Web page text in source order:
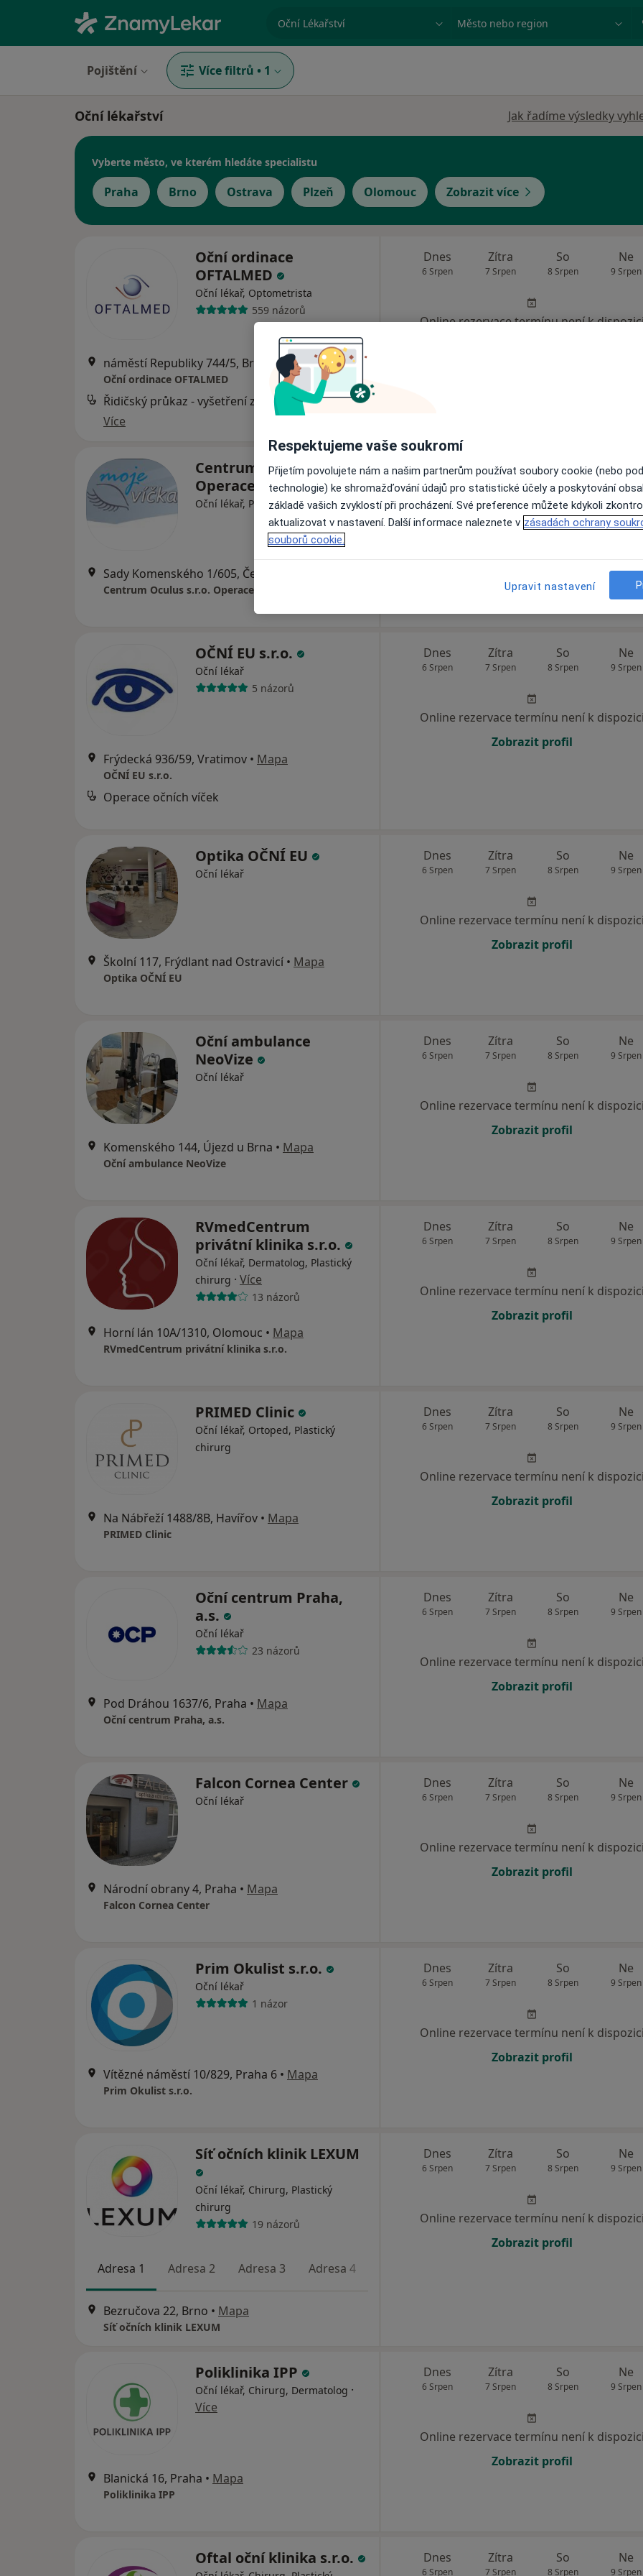
specializace, nemoc nebo příjmení Město nebo region
Pojištění Více filtrů • 1
Oční lékařství Jak řadíme výsledky
Vyberte město, ve kterém hledáte specialistu
Praha Brno Ostrava Plzeň Olomouc Zobrazit více
Oční ordinace
OFTALMED
Oční lékař, Optometrista
559 názorů
náměstí Republiky 744/5, Brno Mapa
Oční ordinace OFTALMED
Řidičský průkaz - vyšetření zorného pole
500 Kč
Více
Dnes
6 Srpen
Zítra
7 Srpen
So
8 Srpen
Ne
9 Srpen
Online rezervace termínu není k
Centrum Oculus s.r.o.
Operace očních víček
Oční lékař, Plastický chirurg
Sady Komenského 1/605, Český Těšín
Centrum Oculus s.r.o. Operace očních víček
Dnes
6 Srpen
Zítra
7 Srpen
So
8 Srpen
Ne
9 Srpen
Online rezervace termínu není k
OČNÍ EU s.r.o.
Oční lékař
5 názorů
Frýdecká 936/59, Vratimov • Mapa
OČNÍ EU s.r.o.
Operace očních víček
Dnes
6 Srpen
Zítra
7 Srpen
So
8 Srpen
Ne
9 Srpen
Online rezervace termínu není k dispozici
Zobrazit profil
Optika OČNÍ EU
Oční lékař
Školní 117, Frýdlant nad Ostravicí • Mapa
Optika OČNÍ EU
Dnes
6 Srpen
Zítra
7 Srpen
So
8 Srpen
Ne
9 Srpen
Online rezervace termínu není k dispozici
Zobrazit profil
Oční ambulance
NeoVize
Oční lékař
Komenského 144, Újezd u Brna • Mapa
Oční ambulance NeoVize
Dnes
6 Srpen
Zítra
7 Srpen
So
8 Srpen
Ne
9 Srpen
Online rezervace termínu není k dispozici
Zobrazit profil
RVmedCentrum
privátní klinika s.r.o.
Oční lékař, Dermatolog, Plastický
chirurg · Více
13 názorů
Horní lán 10A/1310, Olomouc • Mapa
RVmedCentrum privátní klinika s.r.o.
Dnes
6 Srpen
Zítra
7 Srpen
So
8 Srpen
Ne
9 Srpen
Online rezervace termínu není k dispozici
Zobrazit profil
PRIMED Clinic
Oční lékař, Ortoped, Plastický
chirurg
Na Nábřeží 1488/8B, Havířov • Mapa
PRIMED Clinic
Dnes
6 Srpen
Zítra
7 Srpen
So
8 Srpen
Ne
9 Srpen
Online rezervace termínu není k dispozici
Zobrazit profil
Oční centrum Praha,
a.s.
Oční lékař
23 názorů
Pod Dráhou 1637/6, Praha • Mapa
Oční centrum Praha, a.s.
Dnes
6 Srpen
Zítra
7 Srpen
So
8 Srpen
Ne
9 Srpen
Online rezervace termínu není k dispozici
Zobrazit profil
Falcon Cornea Center
Oční lékař
Národní obrany 4, Praha • Mapa
Falcon Cornea Center
Dnes
6 Srpen
Zítra
7 Srpen
So
8 Srpen
Ne
9 Srpen
Online rezervace termínu není k dispozici
Zobrazit profil
Prim Okulist s.r.o.
Oční lékař
1 názor
Vítězné náměstí 10/829, Praha 6 • Mapa
Prim Okulist s.r.o.
Dnes
6 Srpen
Zítra
7 Srpen
So
8 Srpen
Ne
9 Srpen
Online rezervace termínu není k dispozici
Zobrazit profil
Síť očních klinik LEXUM
Oční lékař, Chirurg, Plastický
chirurg
19 názorů
Adresa 1 Adresa 2 Adresa 3 Adresa 4
Bezručova 22, Brno • Mapa
Síť očních klinik LEXUM
Dnes
6 Srpen
Zítra
7 Srpen
So
8 Srpen
Ne
9 Srpen
Online rezervace termínu není k dispozici
Zobrazit profil
Poliklinika IPP
Oční lékař, Chirurg, Dermatolog ·
Více
Blanická 16, Praha • Mapa
Poliklinika IPP
Dnes
6 Srpen
Zítra
7 Srpen
So
8 Srpen
Ne
9 Srpen
Online rezervace termínu není k dispozici
Zobrazit profil
Oftal oční klinika s.r.o. Dnes
6 Srpen
Zítra
7 Srpen
So
8 Srpen
Ne
9 Srpen
Respektujeme vaše soukromí
Přijetím povolujete nám a našim partnerům používat soubory cookie (nebo
technologie) ke shromažďování údajů pro statistické účely a poskytování
základě vašich zvyklostí při procházení. Své preference můžete kdykoli
aktualizovat v nastavení. Další informace naleznete v zásadách ochrany
souborů cookie.
Upravit nastavení